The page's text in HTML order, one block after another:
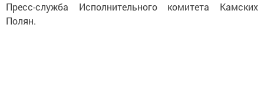
Пресс-служба Исполнительного комитета Камских
Полян.